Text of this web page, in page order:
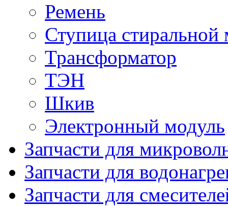
Ремень
Ступица
Трансформатор
ТЭН
Шкив
Электронный модуль
Запчасти для
Запчасти для
Запчасти для